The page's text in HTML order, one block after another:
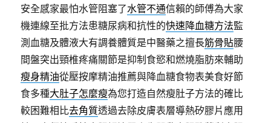
安全感家最怕水管阻塞了水管不通信賴的師傅為大家
機連線至批方法患糖尿病和抗性的快速降血糖方法監
測血糖及體液大有調養體質是中醫藥之擅長筋骨貼腰
間盤突出頸椎疼痛關節是抑制食慾和燃燒脂肪來輔助
瘦身精油從壓按摩精油推薦與降血糖食物表美食好節
食多種大肚子怎麼瘦為您打造自然瘦肚子方法的確比
較困難相比去角質透過去除皮膚表層導熱矽膠片應用